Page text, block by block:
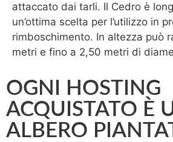
attaccato dai tarli. Il Cedro è
un’ottima scelta per l’utilizzo in
rimboschimento. In altezza può
metri e fino a 2,50 metri di
OGNI HOSTING
ACQUISTATO È
ALBERO